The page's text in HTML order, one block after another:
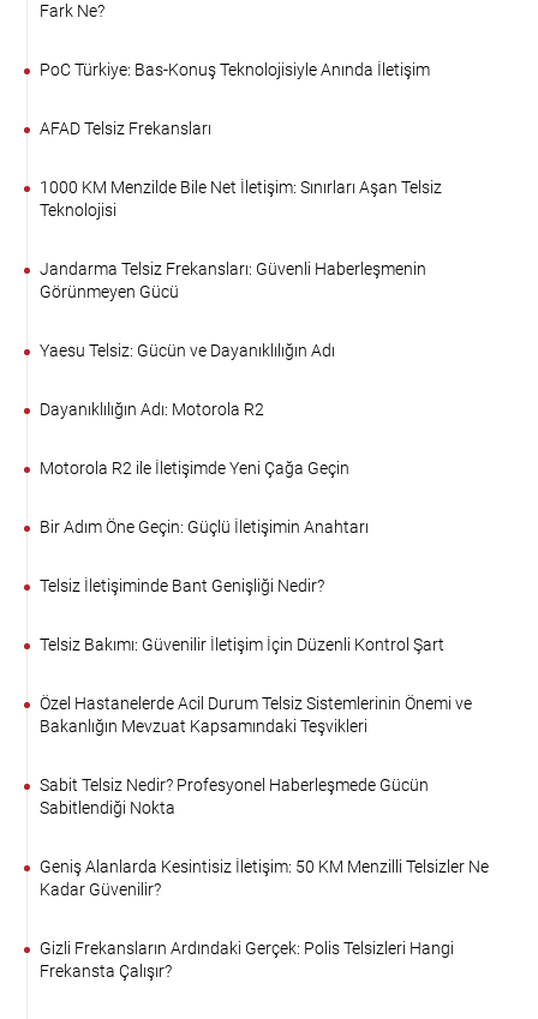
Fark Ne?
PoC Türkiye: Bas-Konuş Teknolojisiyle Anında İletişim
AFAD Telsiz Frekansları
1000 KM Menzilde Bile Net İletişim: Sınırları Aşan Telsiz
Teknolojisi
Jandarma Telsiz Frekansları: Güvenli Haberleşmenin
Görünmeyen Gücü
Yaesu Telsiz: Gücün ve Dayanıklılığın Adı
Dayanıklılığın Adı: Motorola R2
Motorola R2 ile İletişimde Yeni Çağa Geçin
Bir Adım Öne Geçin: Güçlü İletişimin Anahtarı
Telsiz İletişiminde Bant Genişliği Nedir?
Telsiz Bakımı: Güvenilir İletişim İçin Düzenli Kontrol Şart
Özel Hastanelerde Acil Durum Telsiz Sistemlerinin Önemi ve
Bakanlığın Mevzuat Kapsamındaki Teşvikleri
Sabit Telsiz Nedir? Profesyonel Haberleşmede Gücün
Sabitlendiği Nokta
Geniş Alanlarda Kesintisiz İletişim: 50 KM Menzilli Telsizler Ne
Kadar Güvenilir?
Gizli Frekansların Ardındaki Gerçek: Polis Telsizleri Hangi
Frekansta Çalışır?